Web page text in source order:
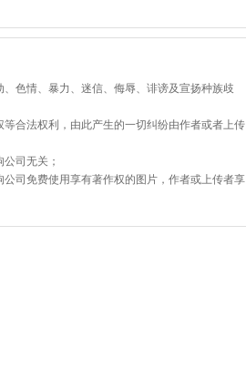
色情、暴力、迷信、侮辱、诽谤及宣扬种族歧
合法权利，由此产生的一切纠纷由作者或者上传
司无关；
司免费使用享有著作权的图片，作者或上传者享